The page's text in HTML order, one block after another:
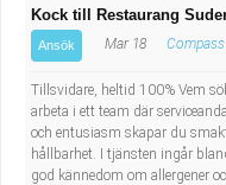
Kock till Restaurang
Ansök Mar 18
Tillsvidare, heltid 100% Vem
arbeta i ett team där
och entusiasm skapar du
hållbarhet. I tjänsten ingår
god kännedom om allergener